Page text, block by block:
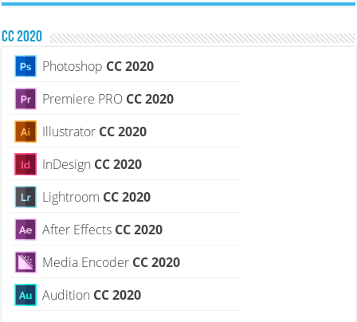
CC 2020
Photoshop CC 2020
Premiere PRO CC 2020
Illustrator CC 2020
InDesign CC 2020
Lightroom CC 2020
After Effects CC 2020
Media Encoder CC 2020
Audition CC 2020